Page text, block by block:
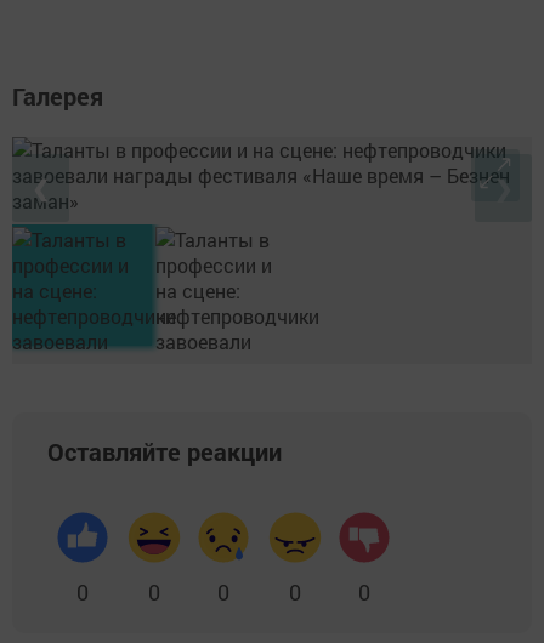
Галерея
❮ ❯
Оставляйте реакции
0 0 0 0 0